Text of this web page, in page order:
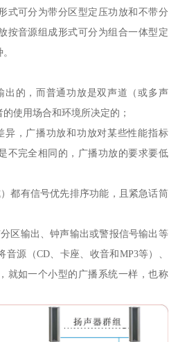
式可分为带分区型定压功放和不带分
按音源组成形式可分为组合一体型定
出的，而普通功放是双声道（或多声
使用场合和环境所决定的；
异，广播功放和功放对某些性能指标
不完全相同的，广播功放的要求要低
都有信号优先排序功能，且紧急话筒
区输出、钟声输出或警报信号输出等
源（CD、卡座、收音和MP3等）、
就如一个小型的广播系统一样，也称